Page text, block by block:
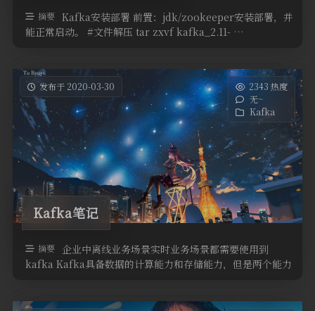
摘要 Kafka安装部署 前置：jdk/zookeeper安装部署，并
能正常启动。 #文件解压 tar zxvf kafka_2.11- …
发布于 2020-03-30
2343 热度
无~
Kafka
Kafka笔记
摘要
企业中离线业务场景实时业务场景都需要使用到
kafka Kafka具备数据的计算能力和存储能力，但是两个能力